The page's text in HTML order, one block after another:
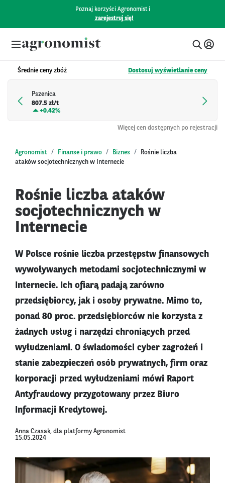
Poznaj korzyści Agronomist i
zarejestruj się!
Średnie ceny zbóż Dostosuj wyświetlanie ceny
Pszenica
807.5 zł/t
+0.42%
Więcej cen dostępnych po rejestracji
Agronomist Finanse i prawo Biznes
Rośnie liczba
ataków socjotechnicznych w Internecie
Rośnie liczba ataków
socjotechnicznych w
Internecie
W Polsce rośnie liczba przestępstw finansowych
wywoływanych metodami socjotechnicznymi w
Internecie. Ich ofiarą padają zarówno
przedsiębiorcy, jak i osoby prywatne. Mimo to,
ponad 80 proc. przedsiębiorców nie korzysta z
żadnych usług i narzędzi chroniących przed
wyłudzeniami. O świadomości cyber zagrożeń i
stanie zabezpieczeń osób prywatnych, firm oraz
korporacji przed wyłudzeniami mówi Raport
Antyfraudowy przygotowany przez Biuro
Informacji Kredytowej.
Anna Czasak, dla platformy Agronomist
15.05.2024